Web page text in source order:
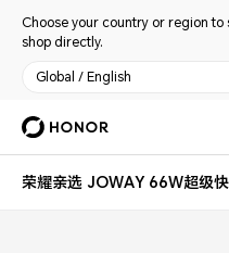
Choose your country or region to
shop directly.
Global / English